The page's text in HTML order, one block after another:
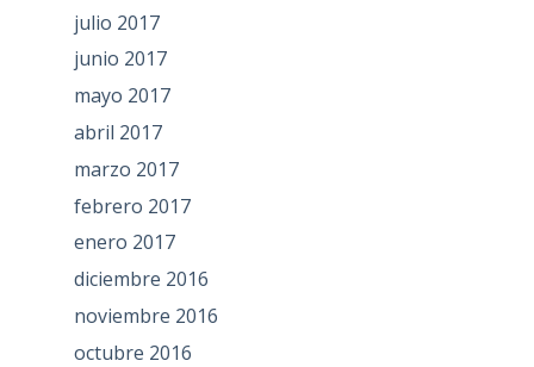
julio 2017
junio 2017
mayo 2017
abril 2017
marzo 2017
febrero 2017
enero 2017
diciembre 2016
noviembre 2016
octubre 2016